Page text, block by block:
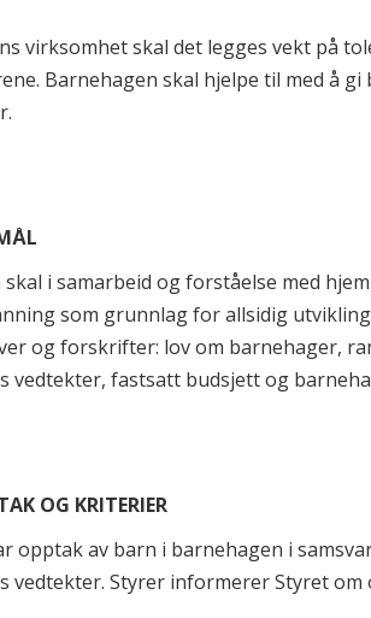
virksomhet skal det legges vekt på
Barnehagen skal hjelpe til med å
i samarbeid og forståelse med
som grunnlag for allsidig
og forskrifter: lov om barnehager,
vedtekter, fastsatt budsjett og
OG KRITERIER
opptak av barn i barnehagen i
vedtekter. Styrer informerer Styret om